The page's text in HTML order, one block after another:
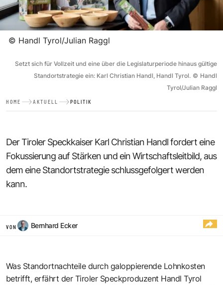
© Handl Tyrol/Julian Raggl
Setzt sich für Vollzeit und eine über die Legislaturperiode hinaus gültige
Standortstrategie ein: Karl Christian Handl, Handl Tyrol. © Handl
Tyrol/Julian Raggl
HOME AKTUELL POLITIK
Der Tiroler Speckkaiser Karl Christian Handl fordert eine
Fokussierung auf Stärken und ein Wirtschaftsleitbild, aus
dem eine Standortstrategie schlussgefolgert werden
kann.
VON Bernhard Ecker
Was Standortnachteile durch galoppierende Lohnkosten
betrifft, erfährt der Tiroler Speckproduzent Handl Tyrol